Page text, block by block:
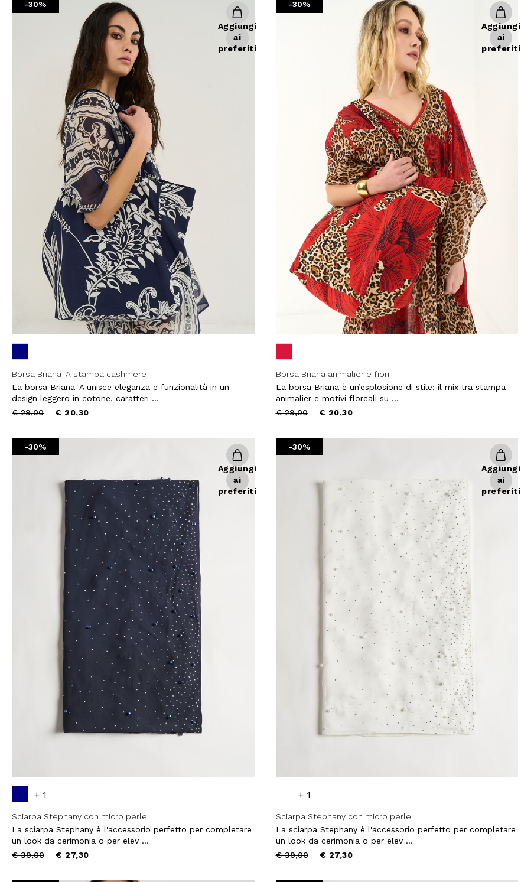
Giacche
Gilet
Maglie
Cardigan
Pantaloni
Jeans
Gonne
Bermuda
Top
T-Shirt
Tailleur
Trench
-30%
Aggiungi
ai
preferiti
Borsa Briana-A stampa cashmere
La borsa Briana-A unisce eleganza e funzionalità in un
design leggero in cotone, caratteri ...
Price
€ 29,00to € 20,30
-30%
Aggiungi
ai
preferiti
Borsa Briana animalier e fiori
La borsa Briana è un’esplosione di stile: il mix tra stampa
animalier e motivi floreali su ...
Price
€ 29,00to € 20,30
-30%
Aggiungi
ai
preferiti
+ 1
Sciarpa Stephany con micro perle
La sciarpa Stephany è l'accessorio perfetto per completare
un look da cerimonia o per elev ...
Price
€ 39,00to € 27,30
-30%
Aggiungi
ai
preferiti
+ 1
Sciarpa Stephany con micro perle
La sciarpa Stephany è l'accessorio perfetto per completare
un look da cerimonia o per elev ...
Price
€ 39,00to € 27,30